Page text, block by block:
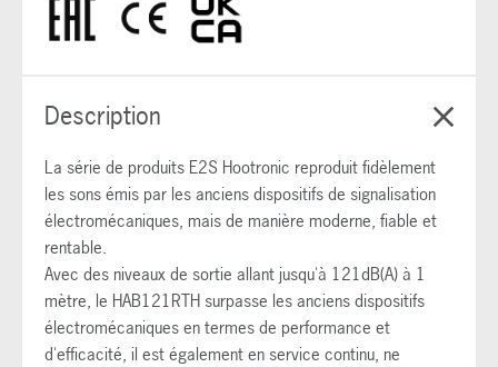
Description
La série de produits E2S Hootronic reproduit fidèlement
les sons émis par les anciens dispositifs de signalisation
électromécaniques, mais de manière moderne, fiable et
rentable.
Avec des niveaux de sortie allant jusqu'à 121dB(A) à 1
mètre, le HAB121RTH surpasse les anciens dispositifs
électromécaniques en termes de performance et
d'efficacité, il est également en service continu, ne